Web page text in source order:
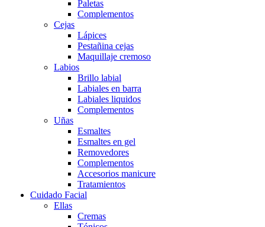
Paletas
Complementos
Cejas
Lápices
Pestañina cejas
Maquillaje cremoso
Labios
Brillo labial
Labiales en barra
Labiales liquidos
Complementos
Uñas
Esmaltes
Esmaltes en gel
Removedores
Complementos
Accesorios manicure
Tratamientos
Cuidado Facial
Ellas
Cremas